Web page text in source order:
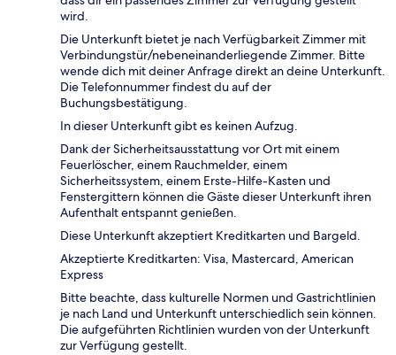
wird.
Die Unterkunft bietet je nach Verfügbarkeit Zimmer mit
Verbindungstür/nebeneinanderliegende Zimmer. Bitte
wende dich mit deiner Anfrage direkt an deine Unterkunft.
Die Telefonnummer findest du auf der
Buchungsbestätigung.
In dieser Unterkunft gibt es keinen Aufzug.
Dank der Sicherheitsausstattung vor Ort mit einem
Feuerlöscher, einem Rauchmelder, einem
Sicherheitssystem, einem Erste-Hilfe-Kasten und
Fenstergittern können die Gäste dieser Unterkunft ihren
Aufenthalt entspannt genießen.
Diese Unterkunft akzeptiert Kreditkarten und Bargeld.
Akzeptierte Kreditkarten: Visa, Mastercard, American
Express
Bitte beachte, dass kulturelle Normen und Gastrichtlinien
je nach Land und Unterkunft unterschiedlich sein können.
Die aufgeführten Richtlinien wurden von der Unterkunft
zur Verfügung gestellt.